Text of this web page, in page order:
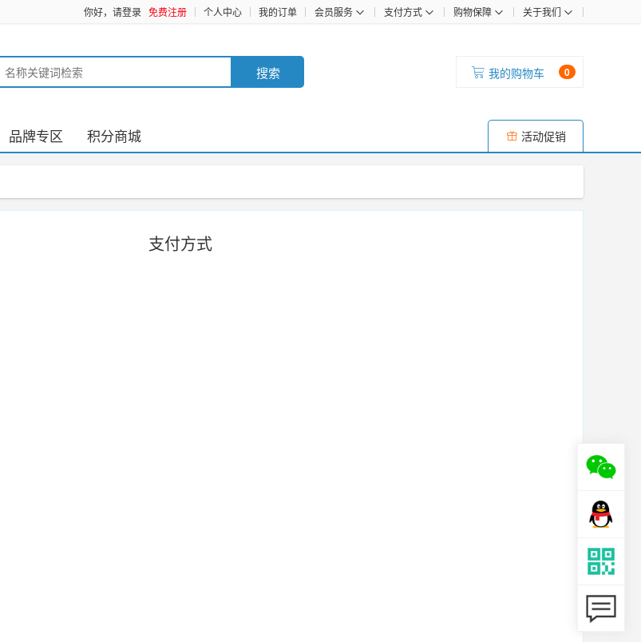
你好，请登录 免费注册 个人中心 我的订单 会员服务 支付方式 购物保障 关于我们
搜索 我的购物车 0
品牌专区 积分商城 活动促销
支付方式